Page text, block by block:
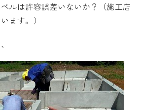
ルは許容誤差いないか？（施工店
ます。）